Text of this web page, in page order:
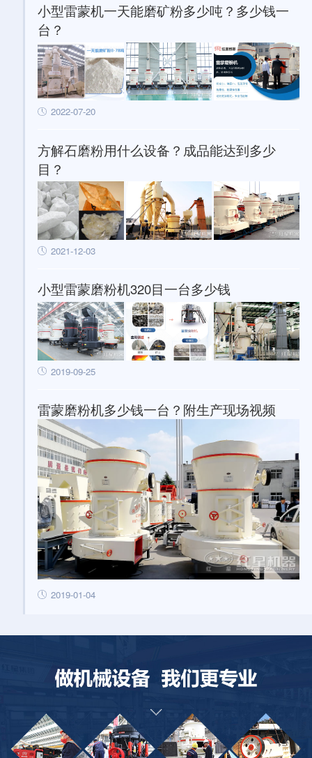
小型雷蒙机一天能磨矿粉多少吨？多少钱一
台？
2022-07-20
方解石磨粉用什么设备？成品能达到多少
目？
2021-12-03
小型雷蒙磨粉机320目一台多少钱
2019-09-25
雷蒙磨粉机多少钱一台？附生产现场视频
2019-01-04